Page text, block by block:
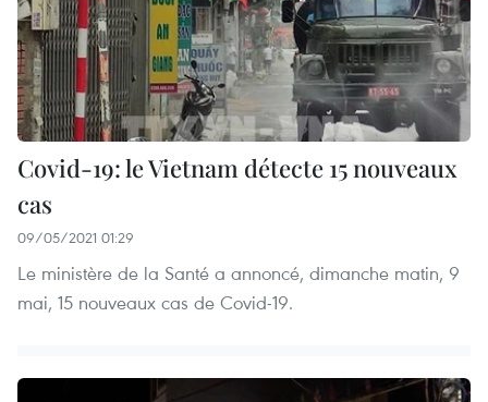
Covid-19: le Vietnam détecte 15 nouveaux
cas
09/05/2021 01:29
Le ministère de la Santé a annoncé, dimanche matin, 9
mai, 15 nouveaux cas de Covid-19.